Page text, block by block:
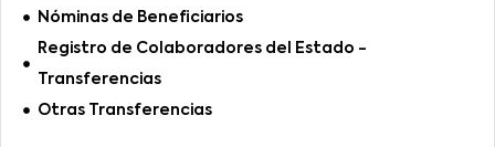
Nóminas de Beneficiarios
Registro de Colaboradores del Estado -
Transferencias
Otras Transferencias